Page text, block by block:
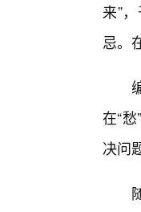
来”
忌。
在“
决问